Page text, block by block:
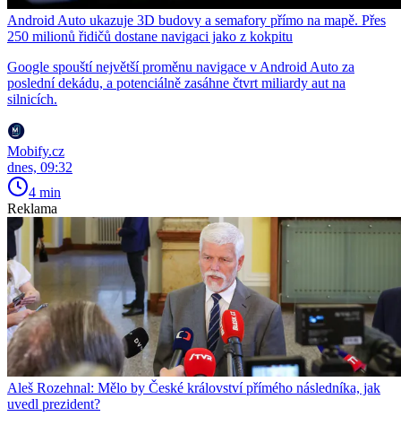
Android Auto ukazuje 3D budovy a semafory přímo na mapě. Přes
250 milionů řidičů dostane navigaci jako z kokpitu
Google spouští největší proměnu navigace v Android Auto za
poslední dekádu, a potenciálně zasáhne čtvrt miliardy aut na
silnicích.
Mobify.cz
dnes, 09:32
4 min
Reklama
Aleš Rozehnal: Mělo by České království přímého následníka, jak
uvedl prezident?